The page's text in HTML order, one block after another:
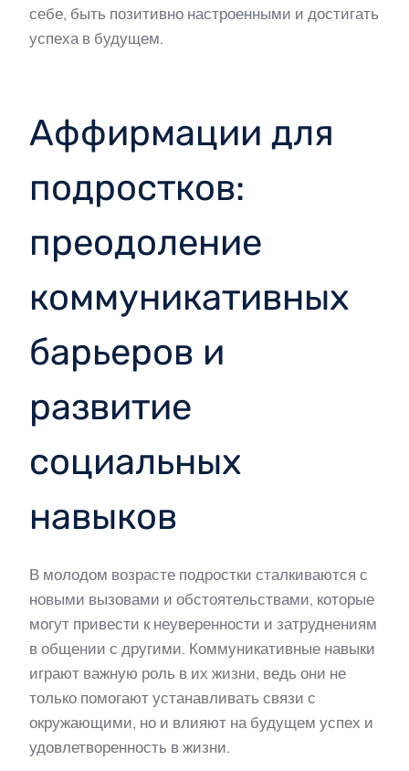
себе, быть позитивно настроенными и достигать
успеха в будущем.
Аффирмации для
подростков:
преодоление
коммуникативных
барьеров и
развитие
социальных
навыков
В молодом возрасте подростки сталкиваются с
новыми вызовами и обстоятельствами, которые
могут привести к неуверенности и затруднениям
в общении с другими. Коммуникативные навыки
играют важную роль в их жизни, ведь они не
только помогают устанавливать связи с
окружающими, но и влияют на будущем успех и
удовлетворенность в жизни.